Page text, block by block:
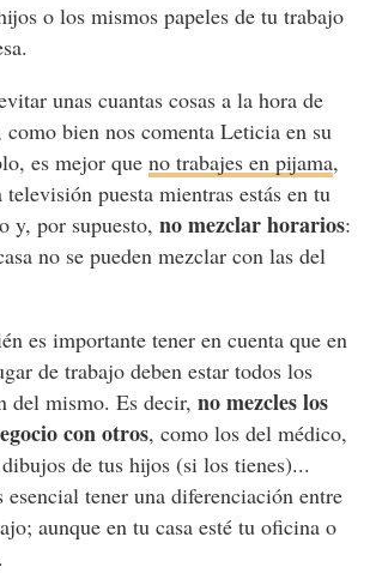
o los mismos papeles de tu trabajo
unas cuantas cosas a la hora de
como bien nos comenta Leticia en su
es mejor que no trabajes en pijama,
televisión puesta mientras estás en tu
y, por supuesto, no mezclar horarios:
no se pueden mezclar con las del
es importante tener en cuenta que en
de trabajo deben estar todos los
del mismo. Es decir, no mezcles los
con otros, como los del médico,
de tus hijos (si los tienes)...
esencial tener una diferenciación entre
aunque en tu casa esté tu oficina o